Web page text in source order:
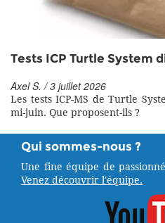
Tests ICP Turtle System
Axel S. / 3 juillet 2026
Les tests ICP-MS de Turtle
mi-juin. Que proposent-ils ?
Qui sommes-nous ?
Une fine équipe de
Venez découvrir l'équipe.